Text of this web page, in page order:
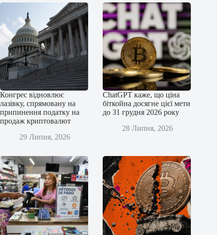
Конгрес відновлює
лазівку, спрямовану на
припинення податку на
продаж криптовалют
29 Липня, 2026
ChatGPT каже, що ціна
біткойна досягне цієї мети
до 31 грудня 2026 року
28 Липня, 2026